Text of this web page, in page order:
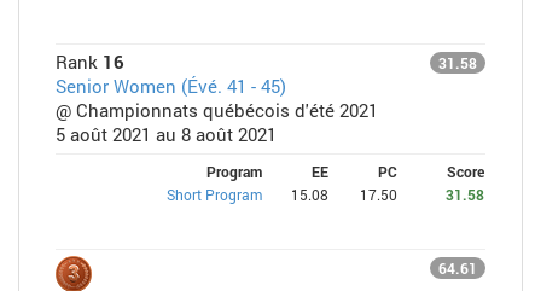
Rank 16 31.58
Senior Women (Évé. 41 - 45)
@ Championnats québécois d'été 2021
5 août 2021 au 8 août 2021
Program EE PC
Score
Short Program
15.08 17.50 31.58
64.61